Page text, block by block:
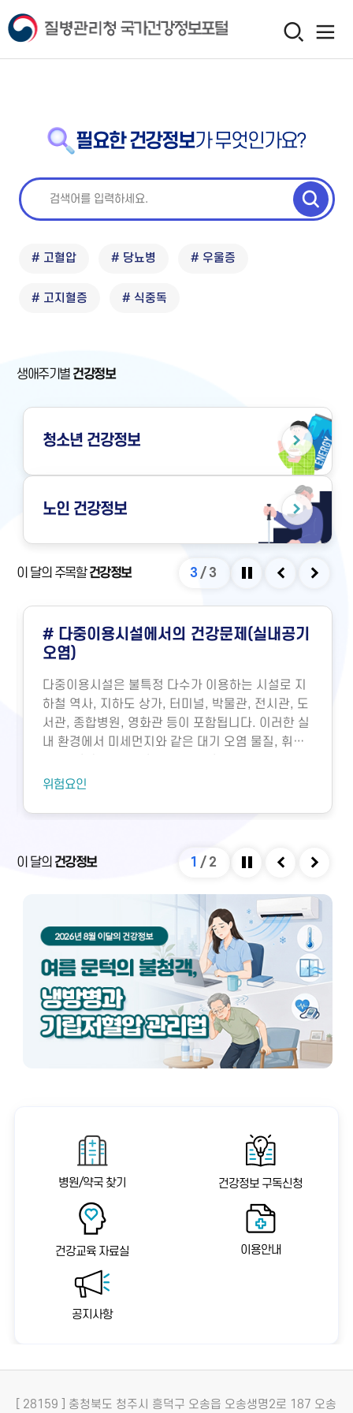
필요한 건강정보가 무엇인가요?
# 고혈압 # 당뇨병 # 우울증
# 고지혈증 # 식중독
생애주기별 건강정보
청소년 건강정보
노인 건강정보
이 달의 주목할건강정보 3 /3
# 다중이용시설에서의 건강문제(실내공기
오염)
다중이용시설은 불특정 다수가 이용하는 시설로 지
하철 역사, 지하도 상가, 터미널, 박물관, 전시관, 도
서관, 종합병원, 영화관 등이 포함됩니다. 이러한 실
내 환경에서 미세먼지와 같은 대기 오염 물질, 휘발
오염물질에 노출되면 호흡기 질환 등 다양한 건강 문
가 부족하면 두통, 구토, 근육통, 불쾌감과 같은 빌딩
실내외 온도 차와 건조한 환경으로 인해 냉방병도 나
와 충분한 휴식을 통해 대부분 예방 및 관리할 수 있
위험요인
이 달의 건강정보 1 / 2
병원/약국 찾기 건강정보 구독신청
건강교육 자료실 이용안내
공지사항
[ 28159 ] 충청북도 청주시 흥덕구 오송읍 오송생명2로 187 오송